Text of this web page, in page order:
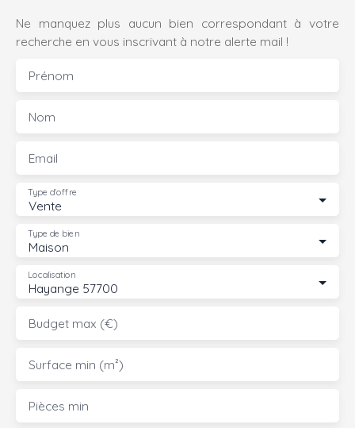
Ne manquez plus aucun bien correspondant à votre
recherche en vous inscrivant à notre alerte mail !
Prénom
Nom
Email
Vente
Type d'offre
Maison
Type de bien
Hayange 57700
Localisation
Budget max (€)
Surface min (m²)
Pièces min